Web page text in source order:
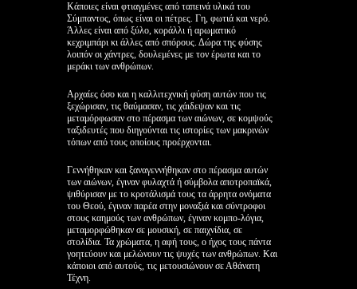
Κάποιες είναι φτιαγμένες από ταπεινά υλικά του
Σύμπαντος, όπως είναι οι πέτρες. Γη, φωτιά και νερό.
Άλλες είναι από ξύλο, κοράλλι ή αρωματικό
κεχριμπάρι κι άλλες από σπόρους. Δώρα της φύσης
λοιπόν οι χάντρες, δουλεμένες με τον έρωτα και το
μεράκι των ανθρώπων.
Αρχαίες όσο και η καλλιτεχνική φύση αυτών που τις
ξεχώρισαν, τις θαύμασαν, τις χάιδεψαν και τις
μεταμόρφωσαν στο πέρασμα των αιώνων, σε κομψούς
ταξιδευτές που διηγούνται τις ιστορίες των μακρινών
τόπων από τους οποίους προέρχονται.
Γεννήθηκαν και ξαναγεννήθηκαν στο πέρασμα αυτών
των αιώνων, έγιναν φυλαχτά ή σύμβολα αποτροπαϊκά,
ψιθύρισαν με το κροτάλισμά τους τα άρρητα ονόματα
του Θεού, έγιναν παρέα στην μοναξιά και σύντροφοι
στους καημούς των ανθρώπων, έγιναν κομπο-λόγια,
μεταμορφώθηκαν σε μουσική, σε παιχνίδια, σε
στολίδια. Τα χρώματα, η αφή τους, ο ήχος τους πάντα
γοητεύουν και μελώνουν τις ψυχές των ανθρώπων. Και
κάποιοι από αυτούς, τις μετουσιώνουν σε Αθάνατη
Τέχνη.